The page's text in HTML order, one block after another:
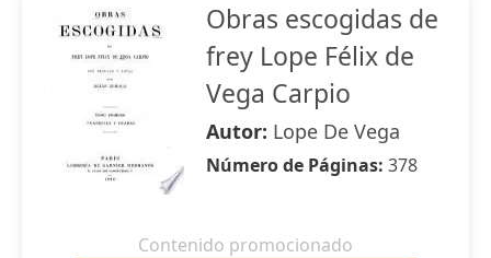
Obras escogidas de
frey Lope Félix de
Vega Carpio
Autor: Lope De Vega
Número de Páginas: 378
Contenido promocionado